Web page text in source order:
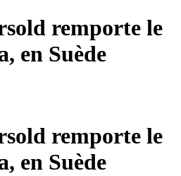
remporte le
en Suède
remporte le
en Suède